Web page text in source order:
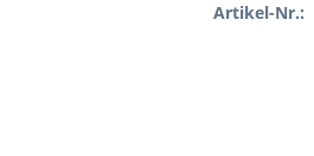
Artikel-Nr.: